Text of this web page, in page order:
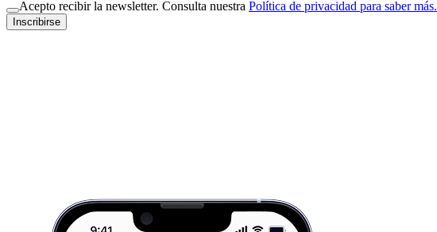
Acepto recibir la newsletter. Consulta nuestra Política de privacidad para saber más.
Inscribirse